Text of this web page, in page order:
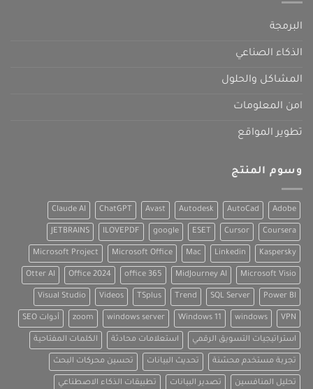
البرمجة
الذكاء الصناعي
المشاكل والحلول
امن المعلومات
تطوير المواقع
وسوم المنتج
Adobe
AutoCad
Autodesk
Avast
ChatGPT
Claude AI
Coursera
Cursor
ESET
google
ILOVEPDF
JETBRAINS
Kaspersky
Linkedin
Mac
Microsoft Office
Microsoft Project
Microsoft Visio
MidJourney AI
office 365
Office 2024
Otter AI
Power BI
SQL Server
Trend
TSplus
Videos
Visual Studio
VPN
windows
Windows 11
windows server
zoom أدوات SEO
استراتيجيات التسويق الرقمي استعلامات محادثة الكلمات المفتاحية
تجربة مستخدم محسّنة تحديث البيانات تحسين محركات البحث
تحليل المنافسين تصدير البيانات تطبيقات الذكاء الاصطناعي